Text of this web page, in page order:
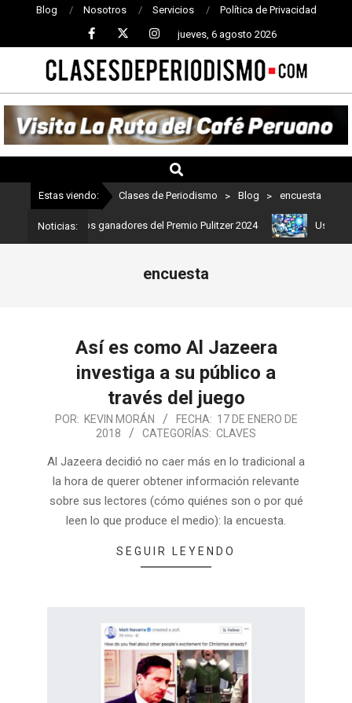
Blog Nosotros Servicios Política de Privacidad
jueves, 6 agosto 2026
CLASES
DE
PERIODISMO
Estas viendo: Clases de Periodismo > Blog > encuesta
Noticias:
Estos son los ganadores del Premio Pulitzer 2024 Usuarios de
encuesta
Así es como Al Jazeera
investiga a su público a
través del juego
POR: KEVIN MORÁN FECHA: 17 DE ENERO DE
2018
CATEGORÍAS: CLAVES
Al Jazeera decidió no caer más en lo tradicional a
la hora de querer obtener información relevante
sobre sus lectores (cómo quiénes son o por qué
leen lo que produce el medio): la encuesta.
SEGUIR LEYENDO